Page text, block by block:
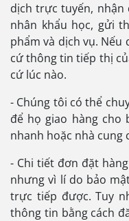
dịch trực tuyến, nhận
nhân khẩu học, gửi
phẩm và dịch vụ.
cứ thông tin tiếp thị
cứ lúc nào.
- Chúng tôi có thể
để họ giao hàng cho
nhanh hoặc nhà cung
- Chi tiết đơn đặt
nhưng vì lí do bảo
trực tiếp được. Tuy
thông tin bằng cách